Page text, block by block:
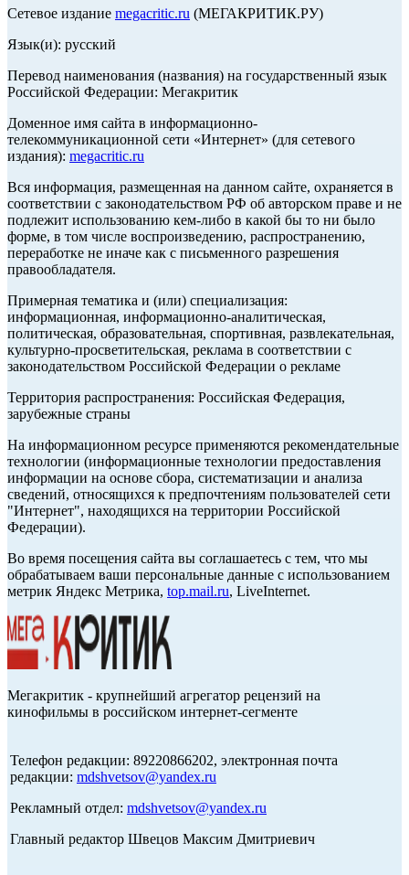
Сетевое издание megacritic.ru (МЕГАКРИТИК.РУ)
Язык(и): русский
Перевод наименования (названия) на государственный язык
Российской Федерации: Мегакритик
Доменное имя сайта в информационно-
телекоммуникационной сети «Интернет» (для сетевого
издания): megacritic.ru
Вся информация, размещенная на данном сайте, охраняется в
соответствии с законодательством РФ об авторском праве и не
подлежит использованию кем-либо в какой бы то ни было
форме, в том числе воспроизведению, распространению,
переработке не иначе как с письменного разрешения
правообладателя.
Примерная тематика и (или) специализация:
информационная, информационно-аналитическая,
политическая, образовательная, спортивная, развлекательная,
культурно-просветительская, реклама в соответствии с
законодательством Российской Федерации о рекламе
Территория распространения: Российская Федерация,
зарубежные страны
На информационном ресурсе применяются рекомендательные
технологии (информационные технологии предоставления
информации на основе сбора, систематизации и анализа
сведений, относящихся к предпочтениям пользователей сети
"Интернет", находящихся на территории Российской
Федерации).
Во время посещения сайта вы соглашаетесь с тем, что мы
обрабатываем ваши персональные данные с использованием
метрик Яндекс Метрика, top.mail.ru, LiveInternet.
Мегакритик - крупнейший агрегатор рецензий на
кинофильмы в российском интернет-сегменте
Телефон редакции: 89220866202, электронная почта
редакции: mdshvetsov@yandex.ru
Рекламный отдел: mdshvetsov@yandex.ru
Главный редактор Швецов Максим Дмитриевич